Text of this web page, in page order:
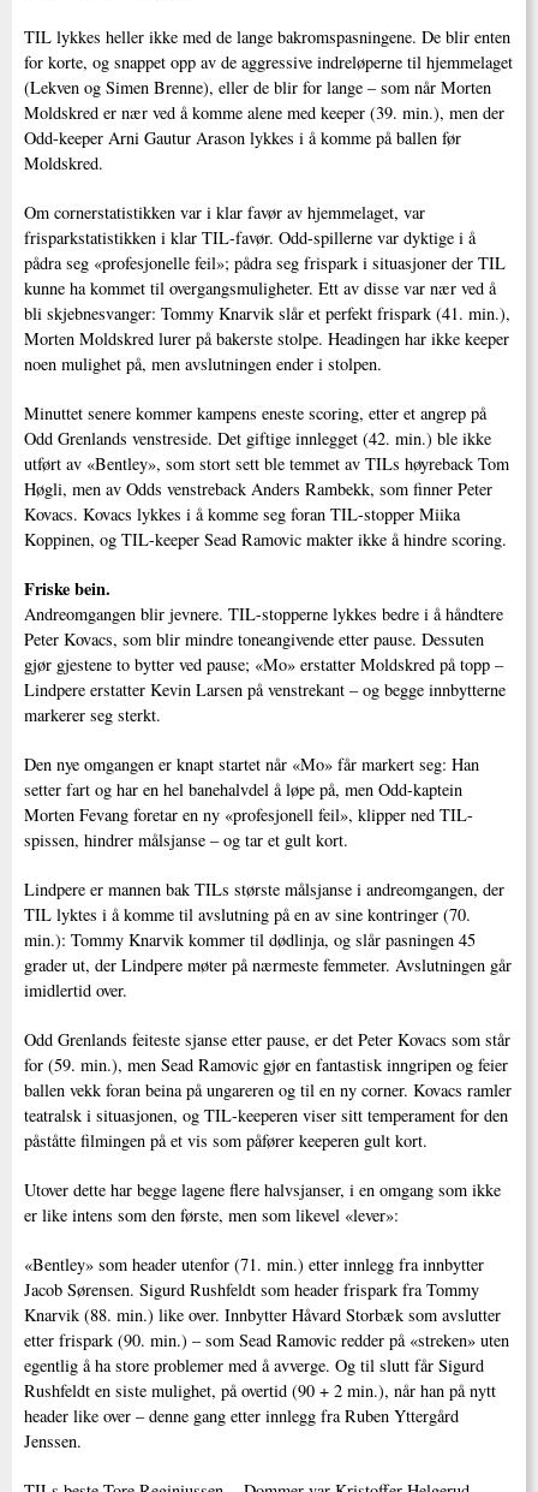
TIL lykkes heller ikke med de lange bakromspasningene. De blir enten
for korte, og snappet opp av de aggressive indreløperne til hjemmelaget
(Lekven og Simen Brenne), eller de blir for lange – som når Morten
Moldskred er nær ved å komme alene med keeper (39. min.), men der
Odd-keeper Arni Gautur Arason lykkes i å komme på ballen før
Moldskred.
Om cornerstatistikken var i klar favør av hjemmelaget, var
frisparkstatistikken i klar TIL-favør. Odd-spillerne var dyktige i å
pådra seg «profesjonelle feil»; pådra seg frispark i situasjoner der TIL
kunne ha kommet til overgangsmuligheter. Ett av disse var nær ved å
bli skjebnesvanger: Tommy Knarvik slår et perfekt frispark (41. min.),
Morten Moldskred lurer på bakerste stolpe. Headingen har ikke keeper
noen mulighet på, men avslutningen ender i stolpen.
Minuttet senere kommer kampens eneste scoring, etter et angrep på
Odd Grenlands venstreside. Det giftige innlegget (42. min.) ble ikke
utført av «Bentley», som stort sett ble temmet av TILs høyreback Tom
Høgli, men av Odds venstreback Anders Rambekk, som finner Peter
Kovacs. Kovacs lykkes i å komme seg foran TIL-stopper Miika
Koppinen, og TIL-keeper Sead Ramovic makter ikke å hindre scoring.
Friske bein.
Andreomgangen blir jevnere. TIL-stopperne lykkes bedre i å håndtere
Peter Kovacs, som blir mindre toneangivende etter pause. Dessuten
gjør gjestene to bytter ved pause; «Mo» erstatter Moldskred på topp –
Lindpere erstatter Kevin Larsen på venstrekant – og begge innbytterne
markerer seg sterkt.
Den nye omgangen er knapt startet når «Mo» får markert seg: Han
setter fart og har en hel banehalvdel å løpe på, men Odd-kaptein
Morten Fevang foretar en ny «profesjonell feil», klipper ned TIL-
spissen, hindrer målsjanse – og tar et gult kort.
Lindpere er mannen bak TILs største målsjanse i andreomgangen, der
TIL lyktes i å komme til avslutning på en av sine kontringer (70.
min.): Tommy Knarvik kommer til dødlinja, og slår pasningen 45
grader ut, der Lindpere møter på nærmeste femmeter. Avslutningen går
imidlertid over.
Odd Grenlands feiteste sjanse etter pause, er det Peter Kovacs som står
for (59. min.), men Sead Ramovic gjør en fantastisk inngripen og feier
ballen vekk foran beina på ungareren og til en ny corner. Kovacs ramler
teatralsk i situasjonen, og TIL-keeperen viser sitt temperament for den
påståtte filmingen på et vis som påfører keeperen gult kort.
Utover dette har begge lagene flere halvsjanser, i en omgang som ikke
er like intens som den første, men som likevel «lever»:
«Bentley» som header utenfor (71. min.) etter innlegg fra innbytter
Jacob Sørensen. Sigurd Rushfeldt som header frispark fra Tommy
Knarvik (88. min.) like over. Innbytter Håvard Storbæk som avslutter
etter frispark (90. min.) – som Sead Ramovic redder på «streken» uten
egentlig å ha store problemer med å avverge. Og til slutt får Sigurd
Rushfeldt en siste mulighet, på overtid (90 + 2 min.), når han på nytt
header like over – denne gang etter innlegg fra Ruben Yttergård
Jenssen.